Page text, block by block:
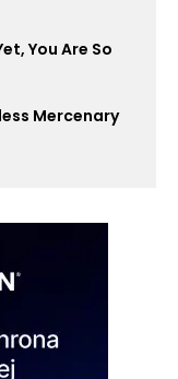
You Are So
Mercenary